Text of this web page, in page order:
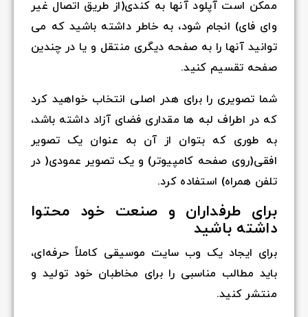
ممکن است آپلود آنها به کندی(از طریق اتصال غیر
وای فای) انجام شود، به خاطر داشته باشید که می
توانید آنها را به صفحه دیگری منتقل و یا در چندین
صفحه تقسیم کنید.
شما تصویری را برای هدر اصلی انتخاب خواهید کرد
که در اطراف لبه ها مقداری فضای آزاد داشته باشد،
به طوری که بتوان از آن به عنوان یک تصویر
افقی(روی صفحه کامپیوتر) و یک تصویر عمودی( در
تلفن همراه) استفاده کرد.
برای طرفداران و صنعت خود محتوا
داشته باشید
برای ایجاد یک وب سایت موسیقی کاملاً حرفه‌ای،
باید مطالب مناسبی را برای مخاطبان خود تولید و
منتشر کنید.